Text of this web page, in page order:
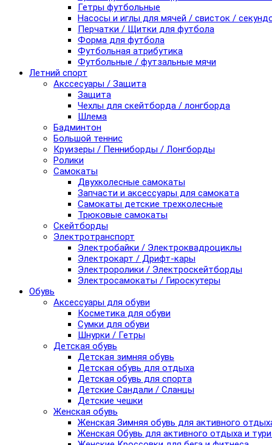
Гетры футбольные
Насосы и иглы для мячей / свисток /
Перчатки / Щитки для футбола
Форма для футбола
Футбольная атрибутика
Футбольные / футзальные мячи
Летний спорт
Акссесуары / Защита
Защита
Чехлы для скейтборда / лонгборда
Шлема
Бадминтон
Большой теннис
Круизеры / Пенниборды / Лонгборды
Ролики
Самокаты
Двухколесные самокаты
Запчасти и аксессуары для самоката
Самокаты детские трехколесные
Трюковые самокаты
Скейтборды
Электротранспорт
Электробайки / Электроквадроциклы
Электрокарт / Дрифт-кары
Электроролики / Электроскейтборды
Электросамокаты / Гироскутеры
Обувь
Аксессуары для обуви
Косметика для обуви
Сумки для обуви
Шнурки / Гетры
Детская обувь
Детская зимняя обувь
Детская обувь для отдыха
Детская обувь для спорта
Детские Сандали / Сланцы
Детские чешки
Женская обувь
Женская Зимняя обувь для активного
Женская Обувь для активного отдыха и